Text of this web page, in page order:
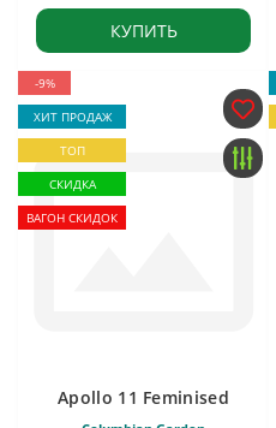
КУПИТЬ
-9%
ХИТ ПРОДАЖ
ТОП
СКИДКА
ВАГОН СКИДОК
Apollo 11 Feminised